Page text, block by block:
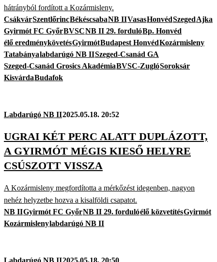
hátrányból fordított a Kozármisleny.
CsákvárSzentlőrincBékéscsabaNB IIVasasHonvédSzegedAjka
Gyirmót FC GyőrBVSCNB II 29. fordulóBp. Honvéd
élő eredménykövetésGyirmótBudapest HonvédKozármisleny
Tatabányalabdarúgó NB IISzeged-Csanád GA
Szeged-Csanád Grosics AkadémiaBVSC-ZuglóSoroksár
KisvárdaBudafok
Labdarúgó NB II2025.05.18. 20:52
UGRAI KÉT PERC ALATT DUPLÁZOTT,
A GYIRMÓT MÉGIS KIESŐ HELYRE
CSÚSZOTT VISSZA
A Kozármisleny megfordította a mérkőzést idegenben, nagyon
nehéz helyzetbe hozva a kisalföldi csapatot.
NB IIGyirmót FC GyőrNB II 29. fordulóélő közvetítésGyirmót
Kozármislenylabdarúgó NB II
Labdarúgó NB II2025.05.18. 20:50